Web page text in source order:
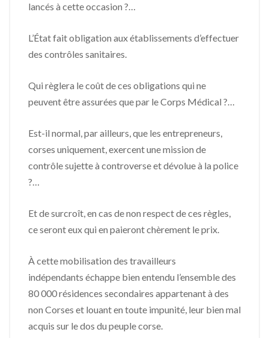
lancés à cette occasion ?…
L’État fait obligation aux établissements d’effectuer
des contrôles sanitaires.
Qui règlera le coût de ces obligations qui ne
peuvent être assurées que par le Corps Médical ?…
Est-il normal, par ailleurs, que les entrepreneurs,
corses uniquement, exercent une mission de
contrôle sujette à controverse et dévolue à la police
?…
Et de surcroît, en cas de non respect de ces règles,
ce seront eux qui en paieront chèrement le prix.
À cette mobilisation des travailleurs
indépendants échappe bien entendu l’ensemble des
80 000 résidences secondaires appartenant à des
non Corses et louant en toute impunité, leur bien mal
acquis sur le dos du peuple corse.